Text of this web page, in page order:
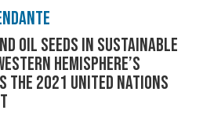
oil seeds in Sustainable
Hemisphere’s
2021 United Nations